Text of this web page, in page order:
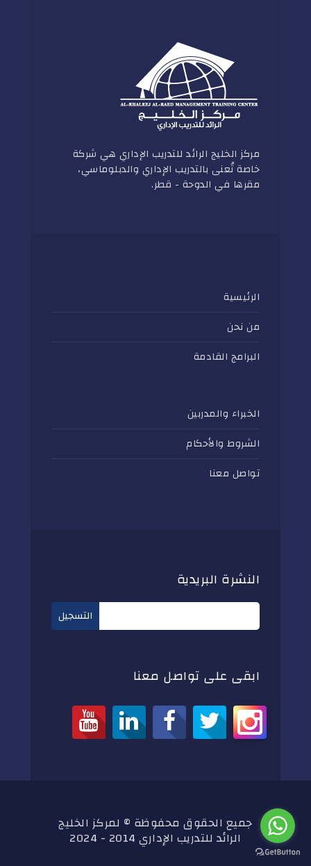
مركز الخليج الرائد للتدريب الإداري هي شركة
خاصة تُعنى بالتدريب الإداري والدبلوماسي،
مقرها في الدوحة - قطر.
الرئيسية
من نحن
البرامج القادمة
الخبراء والمدربين
الشروط والأحكام
تواصل معنا
النشرة البريدية
ابقى على تواصل معنا
جميع الحقوق محفوظة © لمركز الخليج
الرائد للتدريب الإداري 2014 - 2024